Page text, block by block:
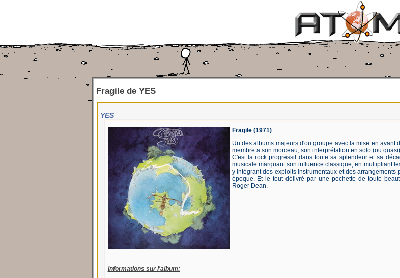
Fragile de YES
YES
Fragile(1971)
Un des albums majeurs d'ou groupe avec la mise en avant
membre a son morceau, son interprétation en solo (ou quasi).
C'est la rock progressif dans toute sa splendeur et sa
musicale marquant son influence classique, en multipliant
y intégrant des exploits instrumentaux et des arrangements
époque. Et le tout délivré par une pochette de toute
Roger Dean.
Informations sur l'album: